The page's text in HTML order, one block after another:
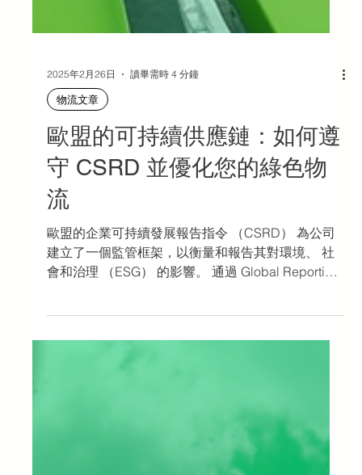
2025年2月26日
物流文章
歐盟的可持續供應鏈：如何遵
守 CSRD 並優化您的綠色物
流
歐盟的企業可持續發展報告指令 （CSRD） 為公司
建立了一個監管框架，以衡量和報告其對環境、 社
Initiative 標準等工具 (GRI ） 和 氣候變化相關財務資
訊披露工作組 （TCFD） ...